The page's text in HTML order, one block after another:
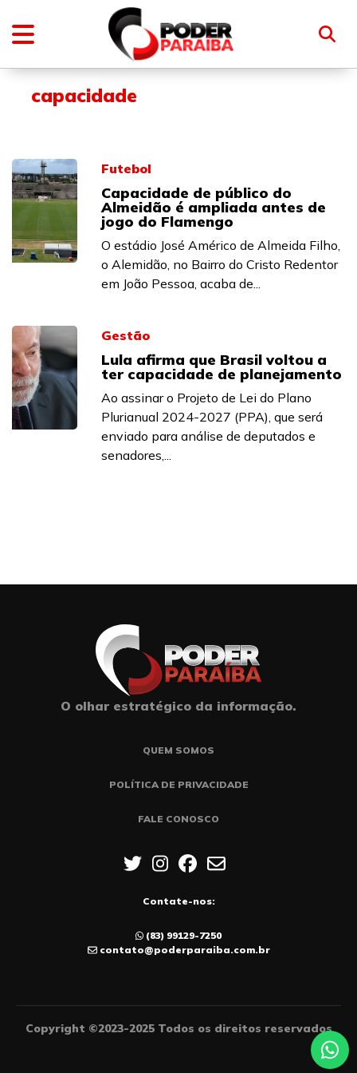
capacidade
Futebol
Capacidade de público do
Almeidão é ampliada antes de
jogo do Flamengo
O estádio José Américo de Almeida Filho,
o Alemidão, no Bairro do Cristo Redentor
em João Pessoa, acaba de...
Gestão
Lula afirma que Brasil voltou a
ter capacidade de planejamento
Ao assinar o Projeto de Lei do Plano
Plurianual 2024-2027 (PPA), que será
enviado para análise de deputados e
senadores,...
O olhar estratégico da informação.
QUEM SOMOS
POLÍTICA DE PRIVACIDADE
FALE CONOSCO
Contate-nos:
(83) 99129-7250
contato@poderparaiba.com.br
Copyright ©2023-2025 Todos os direitos reservados